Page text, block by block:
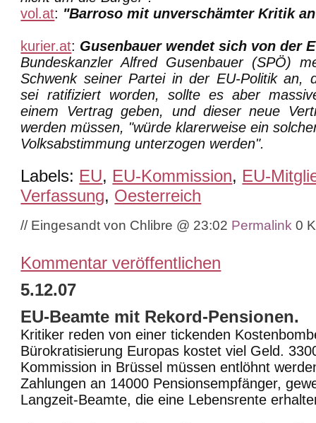
vol.at: "Barroso mit unverschämter Kritik
kurier.at: Gusenbauer wendet sich von der
Bundeskanzler Alfred Gusenbauer (SPÖ)
Schwenk seiner Partei in der EU-Politik an,
sei ratifiziert worden, sollte es aber
einem Vertrag geben, und dieser neue
werden müssen, "würde klarerweise ein
Volksabstimmung unterzogen werden".
Labels: EU, EU-Kommission, EU-
Verfassung, Oesterreich
// Eingesandt von Chlibre @ 23:02 Permalink 0
Kommentar veröffentlichen
5.12.07
EU-Beamte mit Rekord-Pensionen.
Kritiker reden von einer tickenden
Bürokratisierung Europas kostet viel Geld.
Kommission in Brüssel müssen entlöhnt
Zahlungen an 14000 Pensionsempfänger,
Langzeit-Beamte, die eine Lebensrente